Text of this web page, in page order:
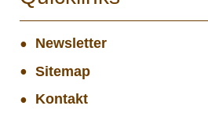
Newsletter
Sitemap
Kontakt